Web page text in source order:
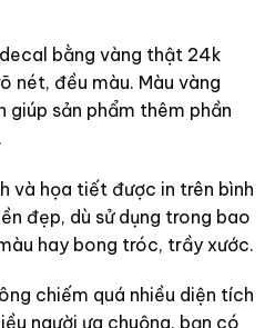
bằng vàng thật 24k
nét, đều màu. Màu vàng
sản phẩm thêm phần
và họa tiết được in trên bình
đẹp, dù sử dụng trong bao
hay bong tróc, trầy xước.
chiếm quá nhiều diện tích
người ưa chuộng, bạn có